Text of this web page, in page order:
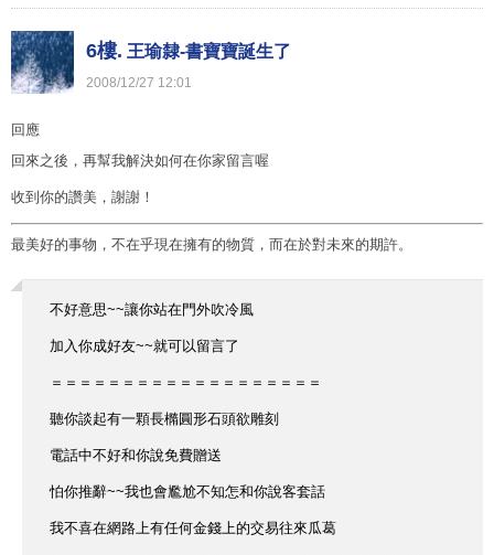
6樓. 王瑜隸-書寶寶誕生了
2008/12/27 12:01
回應
回來之後，再幫我解決如何在你家留言喔
收到你的讚美，謝謝！
最美好的事物，不在乎現在擁有的物質，而在於對未來的期許。
不好意思~~讓你站在門外吹冷風
加入你成好友~~就可以留言了
＝＝＝＝＝＝＝＝＝＝＝＝＝＝＝＝＝＝＝
聽你談起有一顆長橢圓形石頭欲雕刻
電話中不好和你說免費贈送
怕你推辭~~我也會尷尬不知怎和你說客套話
我不喜在網路上有任何金錢上的交易往來瓜葛